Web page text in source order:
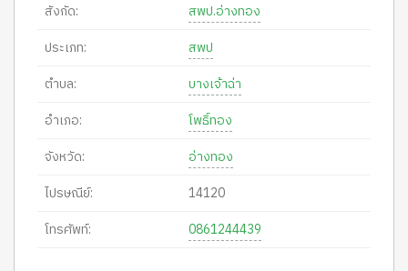
สังกัด:
สพป.อ่างทอง
ประเภท:
สพป
ตำบล:
บางเจ้าฉ่า
อำเภอ:
โพธิ์ทอง
จังหวัด:
อ่างทอง
ไปรษณีย์:
14120
โทรศัพท์:
0861244439